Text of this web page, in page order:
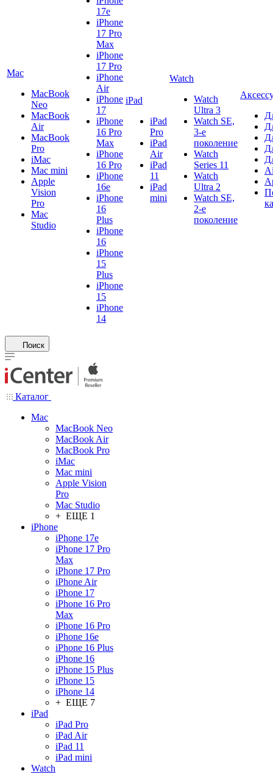
Mac
MacBook
Neo
MacBook
Air
MacBook
Pro
iMac
Mac mini
Apple
Vision
Pro
Mac
Studio
17e
iPhone
17 Pro
Max
iPhone
17 Pro
iPhone
Air
iPhone
17
iPhone
16 Pro
Max
iPhone
16 Pro
iPhone
16e
iPhone
16
Plus
iPhone
16
iPhone
15
Plus
iPhone
15
iPhone
14
iPad
iPad
Pro
iPad
Air
iPad
11
iPad
mini
Watch
Watch
Ultra 3
Watch SE,
3-е
поколение
Watch
Series 11
Watch
Ultra 2
Watch SE,
2-е
поколение
Поиск
Каталог
Mac
MacBook Neo
MacBook Air
MacBook Pro
iMac
Mac mini
Apple Vision
Pro
Mac Studio
+ ЕЩЕ 1
iPhone
iPhone 17e
iPhone 17 Pro
Max
iPhone 17 Pro
iPhone Air
iPhone 17
iPhone 16 Pro
Max
iPhone 16 Pro
iPhone 16e
iPhone 16 Plus
iPhone 16
iPhone 15 Plus
iPhone 15
iPhone 14
+ ЕЩЕ 7
iPad
iPad Pro
iPad Air
iPad 11
iPad mini
Watch